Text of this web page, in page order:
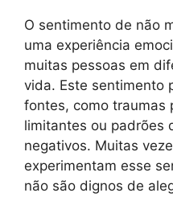
O sentimento de não
uma experiência
muitas pessoas em
vida. Este sentimento
fontes, como traumas
limitantes ou padrões
negativos. Muitas
experimentam esse
não são dignos de